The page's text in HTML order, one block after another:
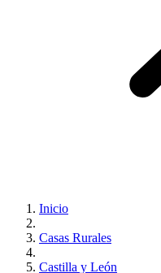
Inicio
Casas Rurales
Castilla y León